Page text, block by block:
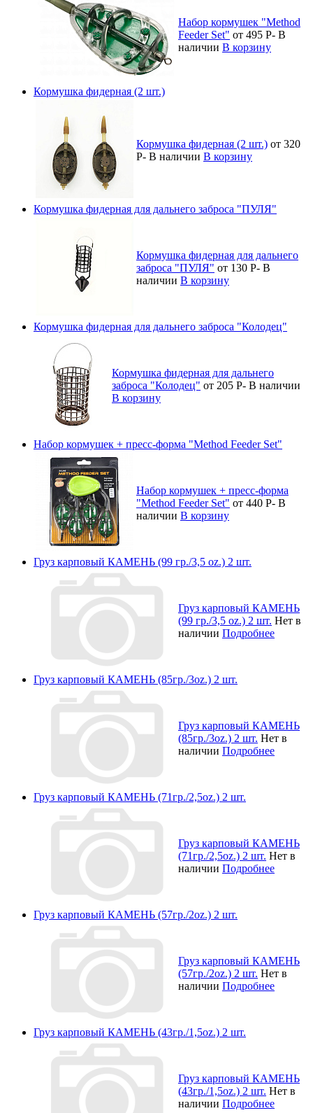
Набор кормушек "Method
Feeder Set" от 495 Р- В
наличии В корзину
Кормушка фидерная (2 шт.)
Кормушка фидерная (2 шт.) от 320
Р- В наличии В корзину
Кормушка фидерная для дальнего заброса "ПУЛЯ"
Кормушка фидерная для дальнего
заброса "ПУЛЯ" от 130 Р- В
наличии В корзину
Кормушка фидерная для дальнего заброса "Колодец"
Кормушка фидерная для дальнего
заброса "Колодец" от 205 Р- В наличии
В корзину
Набор кормушек + пресс-форма "Method Feeder Set"
Набор кормушек + пресс-форма
"Method Feeder Set" от 440 Р- В
наличии В корзину
Груз карповый КАМЕНЬ (99 гр./3,5 oz.) 2 шт.
Груз карповый КАМЕНЬ
(99 гр./3,5 oz.) 2 шт. Нет в
наличии Подробнее
Груз карповый КАМЕНЬ (85гр./3oz.) 2 шт.
Груз карповый КАМЕНЬ
(85гр./3oz.) 2 шт. Нет в
наличии Подробнее
Груз карповый КАМЕНЬ (71гр./2,5oz.) 2 шт.
Груз карповый КАМЕНЬ
(71гр./2,5oz.) 2 шт. Нет в
наличии Подробнее
Груз карповый КАМЕНЬ (57гр./2oz.) 2 шт.
Груз карповый КАМЕНЬ
(57гр./2oz.) 2 шт. Нет в
наличии Подробнее
Груз карповый КАМЕНЬ (43гр./1,5oz.) 2 шт.
Груз карповый КАМЕНЬ
(43гр./1,5oz.) 2 шт. Нет в
наличии Подробнее